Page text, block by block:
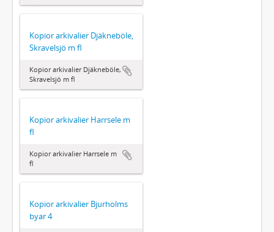
Kopior arkivalier Djäkneböle,
Skravelsjö m fl
Kopior arkivalier Djäkneböle,
Skravelsjö m fl
Kopior arkivalier Harrsele m
fl
Kopior arkivalier Harrsele m
fl
Kopior arkivalier Bjurholms
byar 4